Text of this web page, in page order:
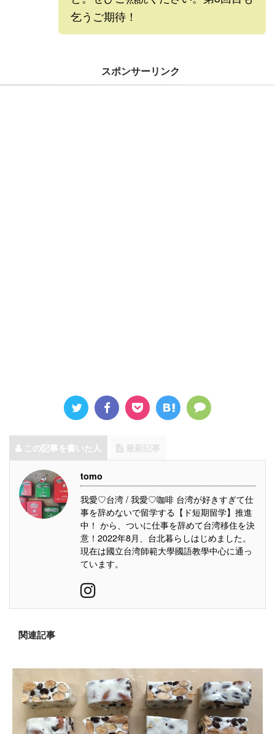
乞うご期待！
スポンサーリンク
この記事を書いた人
tomo
我愛♡台湾 / 我愛♡咖啡 台湾が好きすぎて仕
事を辞めないで留学する【ド短期留学】推進
中！ から、ついに仕事を辞めて台湾移住を決
意！2022年8月、台北暮らしはじめました。
現在は國立台湾師範大學國語教學中心に通っ
ています。
関連記事